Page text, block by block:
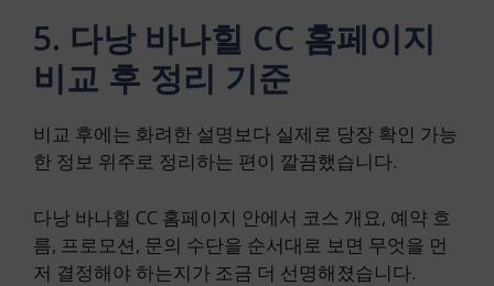
5. 다낭 바나힐 CC 홈페이지
비교 후 정리 기준
비교 후에는 화려한 설명보다 실제로 당장 확인 가능
한 정보 위주로 정리하는 편이 깔끔했습니다.
다낭 바나힐 CC 홈페이지 안에서 코스 개요, 예약 흐
름, 프로모션, 문의 수단을 순서대로 보면 무엇을 먼
저 결정해야 하는지가 조금 더 선명해졌습니다.